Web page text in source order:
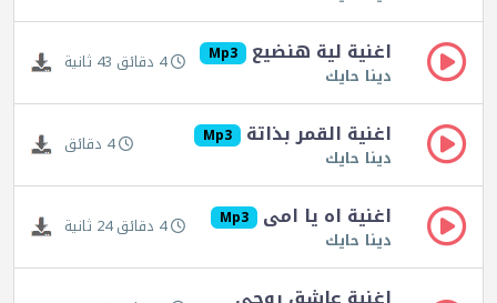
اغنية لية هنضيع Mp3
دينا حايك 4 دقائق 43 ثانية
اغنية القمر بذاتة Mp3
دينا حايك 4 دقائق
اغنية اه يا امى Mp3
دينا حايك 4 دقائق 24 ثانية